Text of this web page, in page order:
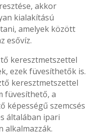
akkor
kialakítású
amelyek között
esővíz.
keresztmetszettel
ezek füvesíthetők is.
keresztmetszettel
füvesíthető, a
képességű szemcsés
általában ipari
alkalmazzák.